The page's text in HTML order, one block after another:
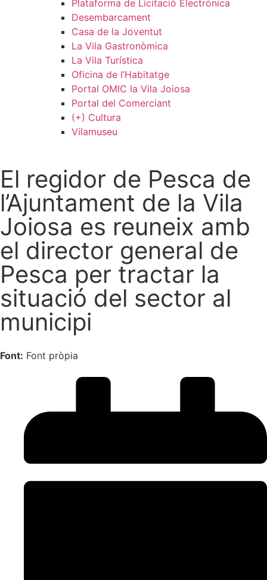
Plataforma de Licitació Electrònica
Desembarcament
Casa de la Joventut
La Vila Gastronòmica
La Vila Turística
Oficina de l’Habitatge
Portal OMIC la Vila Joiosa
Portal del Comerciant
(+) Cultura
Vilamuseu
El regidor de Pesca de
l’Ajuntament de la Vila
Joiosa es reuneix amb
el director general de
Pesca per tractar la
situació del sector al
municipi
Font: Font pròpia